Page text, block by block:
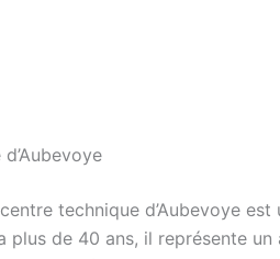
technique d’Aubevoye est
plus de 40 ans, il représente un